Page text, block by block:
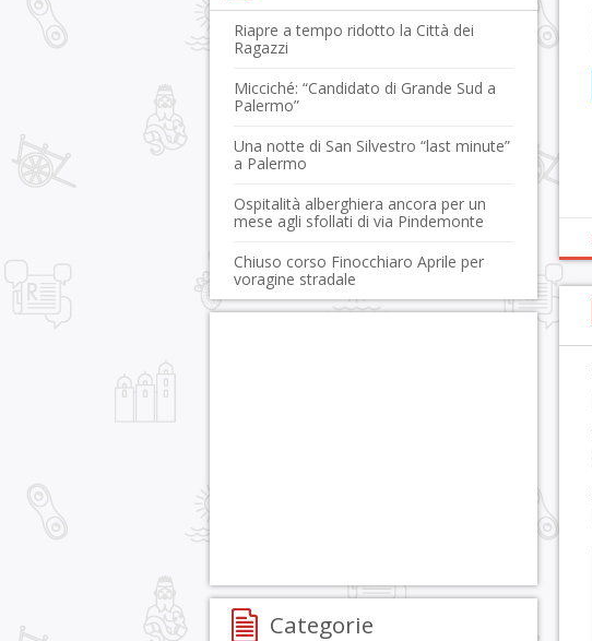
Riapre a tempo ridotto la Città dei
Ragazzi
Micciché: “Candidato di Grande Sud a
Palermo”
Una notte di San Silvestro “last minute”
a Palermo
Ospitalità alberghiera ancora per un
mese agli sfollati di via Pindemonte
Chiuso corso Finocchiaro Aprile per
voragine stradale
Categorie